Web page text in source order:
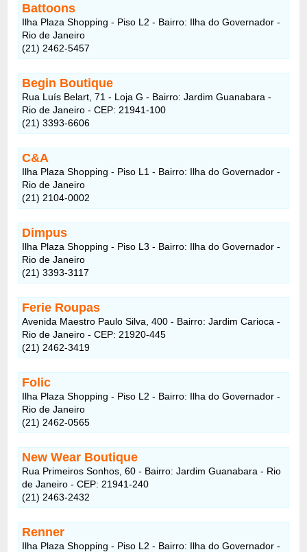
Battoons
Ilha Plaza Shopping - Piso L2 - Bairro: Ilha do Governador -
Rio de Janeiro
(21) 2462-5457
Begin Boutique
Rua Luís Belart, 71 - Loja G - Bairro: Jardim Guanabara -
Rio de Janeiro - CEP: 21941-100
(21) 3393-6606
C&A
Ilha Plaza Shopping - Piso L1 - Bairro: Ilha do Governador -
Rio de Janeiro
(21) 2104-0002
Dimpus
Ilha Plaza Shopping - Piso L3 - Bairro: Ilha do Governador -
Rio de Janeiro
(21) 3393-3117
Ferie Roupas
Avenida Maestro Paulo Silva, 400 - Bairro: Jardim Carioca -
Rio de Janeiro - CEP: 21920-445
(21) 2462-3419
Folic
Ilha Plaza Shopping - Piso L2 - Bairro: Ilha do Governador -
Rio de Janeiro
(21) 2462-0565
New Wear Boutique
Rua Primeiros Sonhos, 60 - Bairro: Jardim Guanabara - Rio
de Janeiro - CEP: 21941-240
(21) 2463-2432
Renner
Ilha Plaza Shopping - Piso L2 - Bairro: Ilha do Governador -